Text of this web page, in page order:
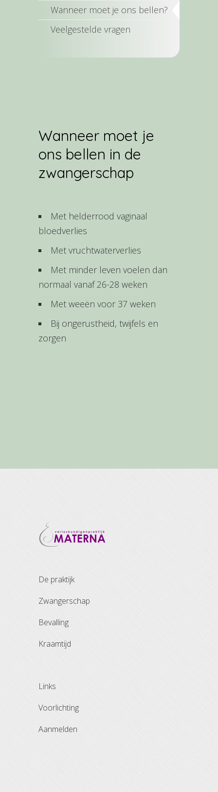
Wanneer moet je ons bellen?
Veelgestelde vragen
Wanneer moet je
ons bellen in de
zwangerschap
Met helderrood vaginaal
bloedverlies
Met vruchtwaterverlies
Met minder leven voelen dan
normaal vanaf 26-28 weken
Met weeën voor 37 weken
​Bij ongerustheid, twijfels en
zorgen
de praktijk
zwangerschap
bevalling
kraamtijd
links
voorlichting
aanmelden